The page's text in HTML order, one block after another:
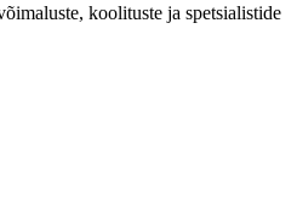
koolituste ja spetsialistide